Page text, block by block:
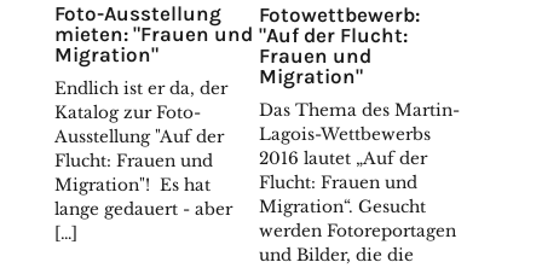
Foto-Ausstellung
mieten: "Frauen und
Migration"
Endlich ist er da, der
Katalog zur Foto-
Ausstellung "Auf der
Flucht: Frauen und
Migration"! Es hat
lange gedauert - aber
[…]
Fotowettbewerb:
"Auf der Flucht:
Frauen und
Migration"
Das Thema des Martin-
Lagois-Wettbewerbs
2016 lautet „Auf der
Flucht: Frauen und
Migration“. Gesucht
werden Fotoreportagen
und Bilder, die die